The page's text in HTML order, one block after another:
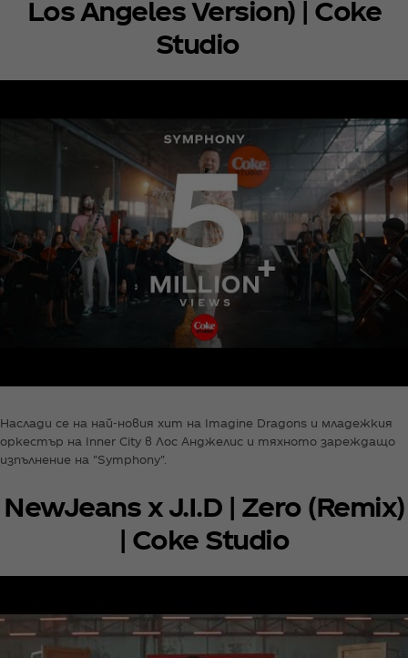
Los Angeles Version) | Coke
Studio
Наслади се на най-новия хит на Imagine Dragons и младежкия
оркестър на Inner City в Лос Анджелис и тяхното зареждащо
изпълнение на "Symphony".
NewJeans x J.I.D | Zero (Remix)
| Coke Studio